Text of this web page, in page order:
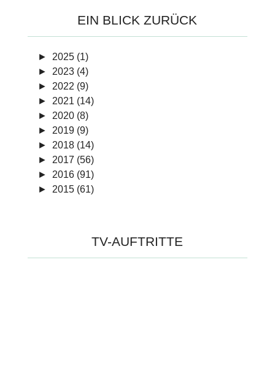
EIN BLICK ZURÜCK
►
2025 (1)
►
2023 (4)
►
2022 (9)
►
2021 (14)
►
2020 (8)
►
2019 (9)
►
2018 (14)
►
2017 (56)
►
2016 (91)
►
2015 (61)
TV-AUFTRITTE